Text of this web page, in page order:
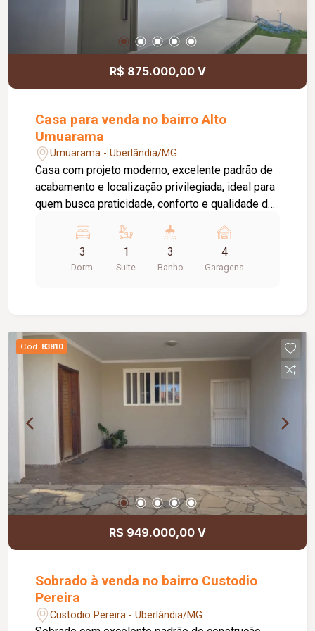
R$ 875.000,00 V
Casa para venda no bairro Alto
Umuarama
Umuarama - Uberlândia/MG
Casa com projeto moderno, excelente padrão de
acabamento e localização privilegiada, ideal para
quem busca praticidade, conforto e qualidade de
suíte máster; Sala em conceito aberto; Cozinha
em conceito aberto; Jardim de inverno; Área de
serviço independente; Garagem coberta para até
banheiro; Esquadrias e porta em ACM; Sistema
de câmeras instalado; Sistema de alarme
integrado; Porcelanatos Portinari; Metais Deca e
Docol; Iluminação em LED; Forro vinílico
amadeirado; Imóvel pronto para morar; Aceita
financiamento bancário; Aceita FGTS; Estuda
permuta de até 50% do valor; Localização:
Próximo a instituições de ensino superior;
Próximo a hospital universitário; Fácil acesso ao
centro da cidade; Região valorizada e com
excelente infraestrutura; Excelente opção para
quem busca conforto, segurança e qualidade de
3
Dorm.
1
Suite
3
Banho
4
Garagens
Cód. 83810
R$ 949.000,00 V
Sobrado à venda no bairro Custodio
Pereira
Custodio Pereira - Uberlândia/MG